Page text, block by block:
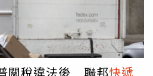
業者能接受寄送要求。相關情況
報警方到場處理。警方接獲通報
查。後續該家庭錄製道歉影片，
警方表示，考量事件未造成更嚴
後放行，同時提醒類似行為具有
關稅違法後 聯邦快遞